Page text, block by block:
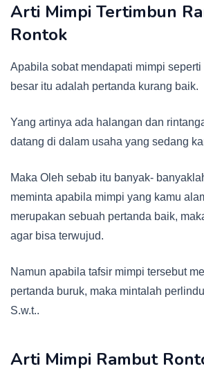
Arti Mimpi Tertimbun
Rontok
Apabila sobat mendapati mimpi
besar itu adalah pertanda kurang baik.
Yang artinya ada halangan dan
datang di dalam usaha yang sedang
Maka Oleh sebab itu banyak-
meminta apabila mimpi yang kamu
merupakan sebuah pertanda baik,
agar bisa terwujud.
Namun apabila tafsir mimpi tersebut
pertanda buruk, maka mintalah
S.w.t..
Arti Mimpi Rambut